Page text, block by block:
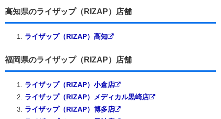
高知県のライザップ（RIZAP）店舗
ライザップ（RIZAP）高知
福岡県のライザップ（RIZAP）店舗
ライザップ（RIZAP）小倉店
ライザップ（RIZAP）メディカル黒崎店
ライザップ（RIZAP）博多店